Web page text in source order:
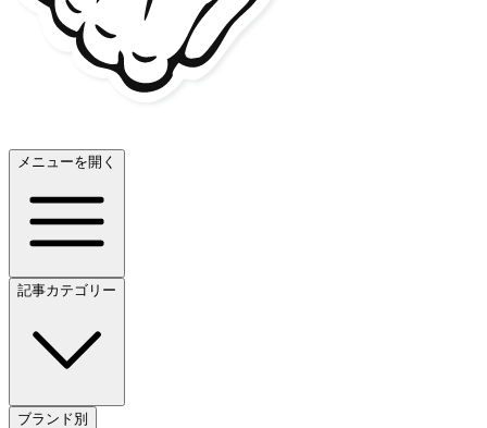
メニューを開く
記事カテゴリー
ブランド別